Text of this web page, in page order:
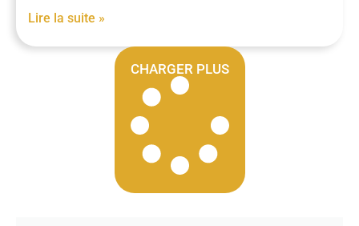
Lire la suite »
CHARGER PLUS